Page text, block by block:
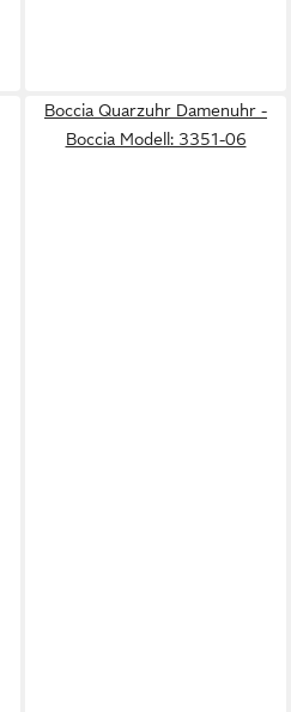
Boccia Quarzuhr Damenuhr -
Boccia Modell: 3351-06